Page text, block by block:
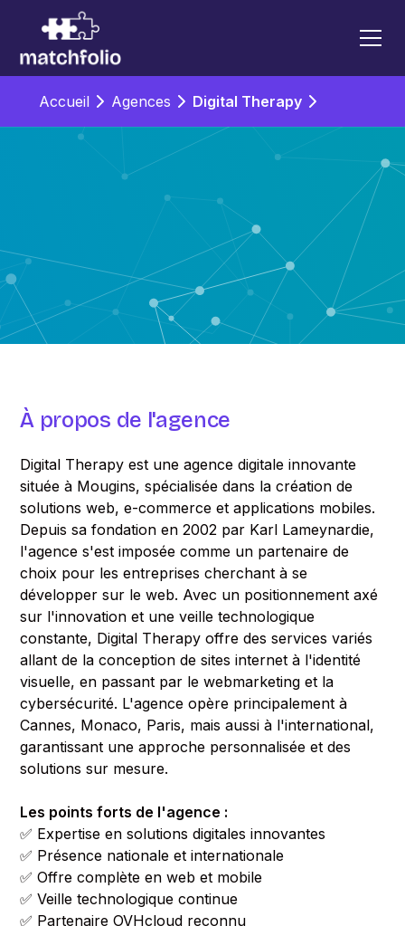
Accueil Agences Digital Therapy
À propos de l'agence
Digital Therapy est une agence digitale innovante
située à Mougins, spécialisée dans la création de
solutions web, e-commerce et applications mobiles.
Depuis sa fondation en 2002 par Karl Lameynardie,
l'agence s'est imposée comme un partenaire de
choix pour les entreprises cherchant à se
développer sur le web. Avec un positionnement axé
sur l'innovation et une veille technologique
constante, Digital Therapy offre des services variés
allant de la conception de sites internet à l'identité
visuelle, en passant par le webmarketing et la
cybersécurité. L'agence opère principalement à
Cannes, Monaco, Paris, mais aussi à l'international,
garantissant une approche personnalisée et des
solutions sur mesure.
Les points forts de l'agence :
✅ Expertise en solutions digitales innovantes
✅ Présence nationale et internationale
✅ Offre complète en web et mobile
✅ Veille technologique continue
✅ Partenaire OVHcloud reconnu